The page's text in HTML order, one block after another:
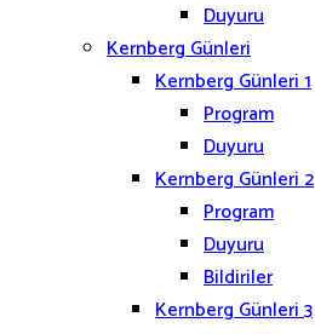
Duyuru
Kernberg Günleri
Kernberg Günleri 1
Program
Duyuru
Kernberg Günleri 2
Program
Duyuru
Bildiriler
Kernberg Günleri 3